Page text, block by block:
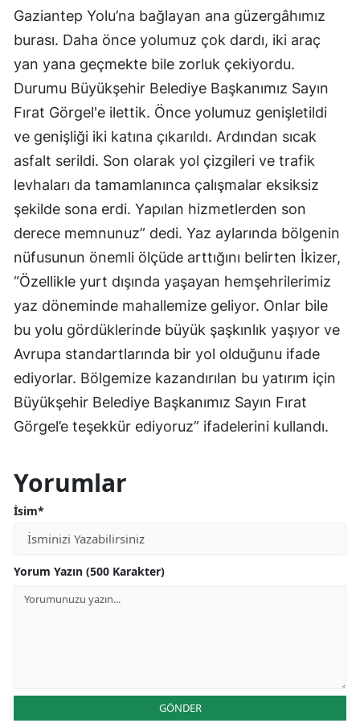
Gaziantep Yolu’na bağlayan ana güzergâhımız
burası. Daha önce yolumuz çok dardı, iki araç
yan yana geçmekte bile zorluk çekiyordu.
Durumu Büyükşehir Belediye Başkanımız Sayın
Fırat Görgel'e ilettik. Önce yolumuz genişletildi
ve genişliği iki katına çıkarıldı. Ardından sıcak
asfalt serildi. Son olarak yol çizgileri ve trafik
levhaları da tamamlanınca çalışmalar eksiksiz
şekilde sona erdi. Yapılan hizmetlerden son
derece memnunuz” dedi. Yaz aylarında bölgenin
nüfusunun önemli ölçüde arttığını belirten İkizer,
“Özellikle yurt dışında yaşayan hemşehrilerimiz
yaz döneminde mahallemize geliyor. Onlar bile
bu yolu gördüklerinde büyük şaşkınlık yaşıyor ve
Avrupa standartlarında bir yol olduğunu ifade
ediyorlar. Bölgemize kazandırılan bu yatırım için
Büyükşehir Belediye Başkanımız Sayın Fırat
Görgel’e teşekkür ediyoruz” ifadelerini kullandı.
Yorumlar
İsim*
Yorum Yazın (500 Karakter)
GÖNDER